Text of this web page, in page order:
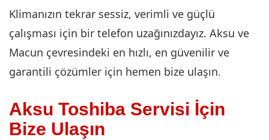
Klimanızın tekrar sessiz, verimli ve güçlü
çalışması için bir telefon uzağınızdayız. Aksu ve
Macun çevresindeki en hızlı, en güvenilir ve
garantili çözümler için hemen bize ulaşın.
Aksu Toshiba Servisi İçin
Bize Ulaşın